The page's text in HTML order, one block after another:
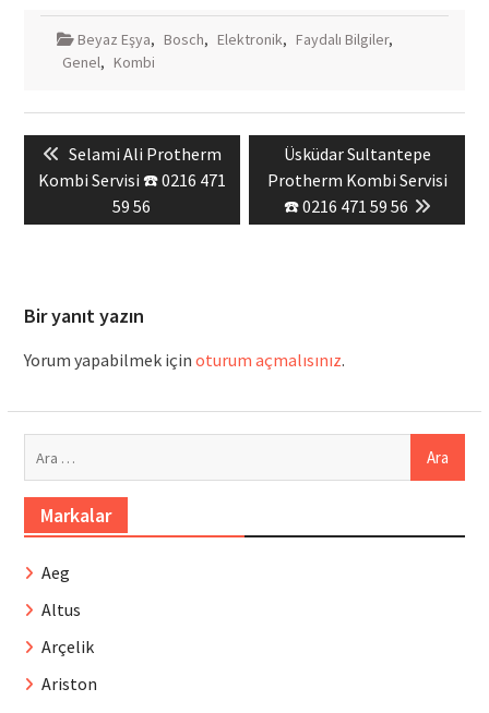
Beyaz Eşya, Bosch, Elektronik, Faydalı Bilgiler,
Genel, Kombi
Yazı
gezinmesi
Previous
post:
Selami Ali Protherm
Kombi Servisi ☎️ 0216 471
59 56
Next
post:
Üsküdar Sultantepe
Protherm Kombi Servisi
☎️ 0216 471 59 56
Bir yanıt yazın
Yorum yapabilmek için oturum açmalısınız.
Markalar
Aeg
Altus
Arçelik
Ariston